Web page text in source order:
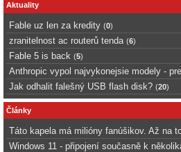
Aktuality
Fable uz len za kredity (0)
zranitelnost ac routerů tenda (6)
Fable 5 is back (5)
Anthropic vypol najvykonejsie modely -
Jak odhalit falešný USB flash disk? (20)
Články
Táto kapela má milióny fanúšikov. Až na
Windows 11 - připojení současně k